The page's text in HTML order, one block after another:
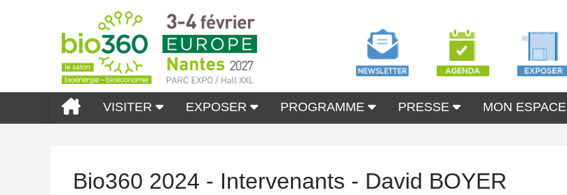
VISITER EXPOSER PROGRAMME PRESSE MON ESPACE
Bio360 2024 - Intervenants - David BOYER